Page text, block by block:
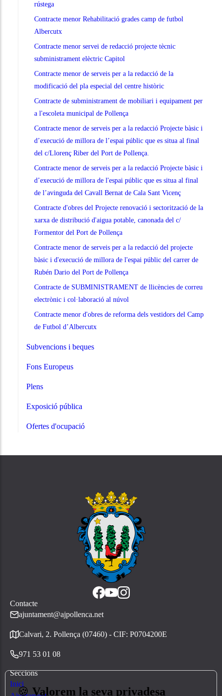
rústega
Contracte menor Rehabilitació grades camp de futbol
Albercutx
Contracte menor servei de redacció projecte tècnic
subministrament elèctric Capitol
Contracte menor de serveis per a la redacció de la
modificació del pla especial del centre històric
Contracte de subministrament de mobiliari i equipament per
a l'escoleta municipal de Pollença
Contracte menor de serveis per a la redacció Projecte bàsic i
d’execució de millora de l’espai públic que es situa al final
del c/Llorenç Riber del Port de Pollença.
Contracte menor de serveis per a la redacció Projecte bàsic i
d’execució de millora de l'espai públic que es situa al final
de l’avinguda del Cavall Bernat de Cala Sant Vicenç
Contracte d'obres del Projecte renovació i sectorització de la
xarxa de distribució d'aigua potable, canonada del c/
Formentor del Port de Pollença
Contracte menor de serveis per a la redacció del projecte
bàsic i d'execució de millora de l'espai públic del carrer de
Rubén Dario del Port de Pollença
Contracte de SUBMINISTRAMENT de llicències de correu
electrònic i col·laboració al núvol
Contracte menor d'obres de reforma dels vestidors del Camp
de Futbol d’Albercutx
Subvencions i beques
Fons Europeus
Plens
Exposició pública
Ofertes d'ocupació
Contacte
ajuntament@ajpollenca.net
Calvari, 2. Pollença (07460) - CIF: P0704200E
971 53 01 08
Seccions
Inici
🍪Valorem la seva privadesa